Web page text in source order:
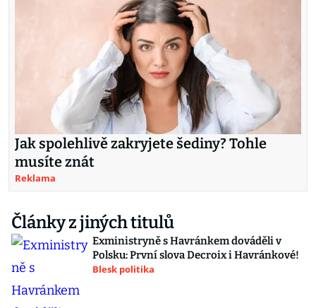
Jak spolehlivě zakryjete šediny? Tohle
musíte znát
Reklama
Články z jiných titulů
Exministryně s Havránkem dováděli v
Polsku: První slova Decroix i Havránkové!
Blesk politika